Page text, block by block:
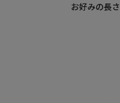
お好みの長